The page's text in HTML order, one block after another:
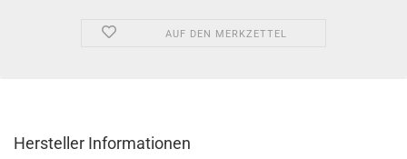
AUF DEN MERKZETTEL
Hersteller Informationen